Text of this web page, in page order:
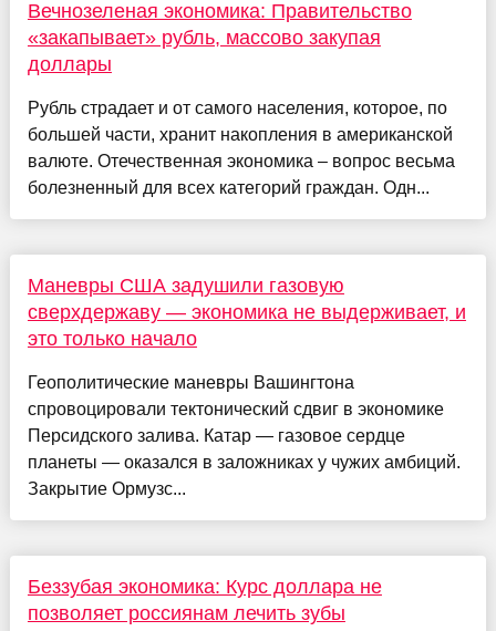
Вечнозеленая экономика: Правительство
«закапывает» рубль, массово закупая
доллары
Рубль страдает и от самого населения, которое, по
большей части, хранит накопления в американской
валюте. Отечественная экономика – вопрос весьма
болезненный для всех категорий граждан. Одн...
Маневры США задушили газовую
сверхдержаву — экономика не выдерживает, и
это только начало
Геополитические маневры Вашингтона
спровоцировали тектонический сдвиг в экономике
Персидского залива. Катар — газовое сердце
планеты — оказался в заложниках у чужих амбиций.
Закрытие Ормузс...
Беззубая экономика: Курс доллара не
позволяет россиянам лечить зубы